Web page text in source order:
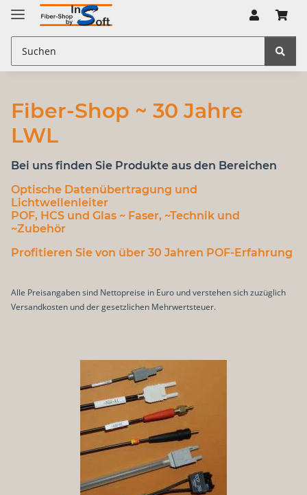
Fiber-Shop ~ 30 Jahre
LWL
Bei uns finden Sie Produkte aus den Bereichen
Optische Datenübertragung und
Lichtwellenleiter
POF, HCS und Glas ~ Faser, ~Technik und
~Zubehör
Profitieren Sie von über 30 Jahren POF-Erfahrung
Alle Preisangaben sind Nettopreise in Euro und verstehen sich zuzüglich
Versandkosten und der gesetzlichen Mehrwertsteuer.